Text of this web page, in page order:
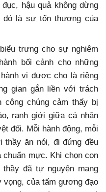
hậu quả không dừng
là sự tổn thương của
trưng cho sự nghiêm
bối cảnh cho những
vi được cho là riêng
gian gắn liền với trách
công chúng cảm thấy bị
ranh giới giữa cá nhân
đối. Mỗi hành động, mỗi
ăn nói, đi đứng đều
mực. Khi chọn con
đã tự nguyện mang
của tấm gương đạo